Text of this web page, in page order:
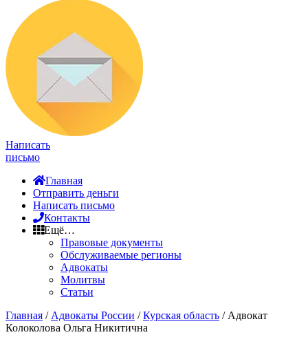
Написать
письмо
Главная
Отправить деньги
Написать письмо
Контакты
Ещё…
Правовые документы
Обслуживаемые регионы
Адвокаты
Молитвы
Статьи
Главная / Адвокаты России /Курская область / Адвокат
Колоколова Ольга Никитична